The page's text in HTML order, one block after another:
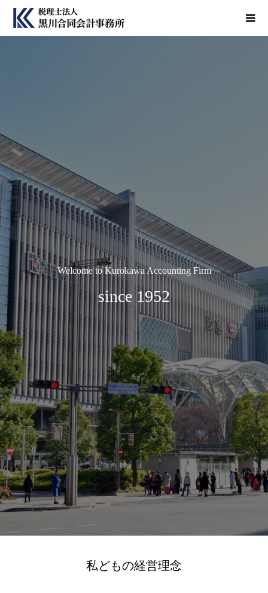
Welcome to Kurokawa Accounting Firm
since 1952
私どもの経営理念